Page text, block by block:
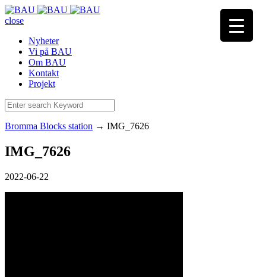
close
Nyheter
Vi på BAU
Om BAU
Kontakt
Projekt
Bromma Blocks station → IMG_7626
IMG_7626
2022-06-22